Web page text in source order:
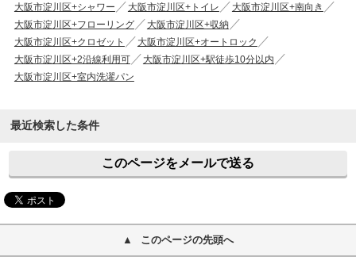
大阪市淀川区+シャワー
大阪市淀川区+トイレ
大阪市淀川区+南向き
大阪市淀川区+フローリング
大阪市淀川区+収納
大阪市淀川区+クロゼット
大阪市淀川区+オートロック
大阪市淀川区+2沿線利用可
大阪市淀川区+駅徒歩10分以内
大阪市淀川区+室内洗濯パン
最近検索した条件
このページをメールで送る
このページの先頭へ